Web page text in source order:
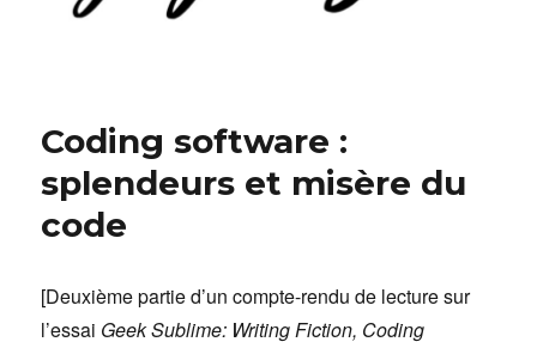
Coding software :
splendeurs et misère du
code
[Deuxième partie d’un compte-rendu de lecture sur
l’essai Geek Sublime: Writing Fiction, Coding